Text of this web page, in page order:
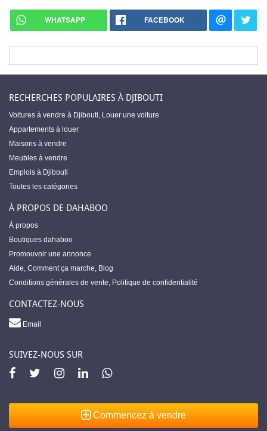
WHATSAPP FACEBOOK
RECHERCHES POPULAIRES À DJIBOUTI
Voitures à vendre à Djibouti, Louer une voiture
Appartements à louer
Maisons à vendre
Meubles à vendre
Emplois à Djibouti
Toutes les catégories
À PROPOS DE DAHABOO
À propos
Boutiques dahaboo
Promouvoir une annonce
Aide, Comment ça marche, Blog
Conditions générales de vente, Politique de confidentialité
CONTACTEZ-NOUS
Email
SUIVEZ-NOUS SUR
Commencez à vendre